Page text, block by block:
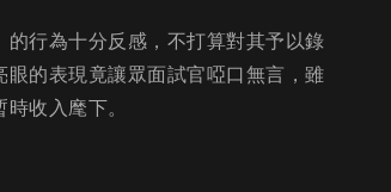
行為十分反感，不打算對其予以錄
的表現竟讓眾面試官啞口無言，雖
收入麾下。